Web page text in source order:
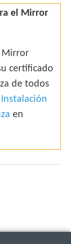
el Mirror
Mirror
certificado
de todos
Instalación
en